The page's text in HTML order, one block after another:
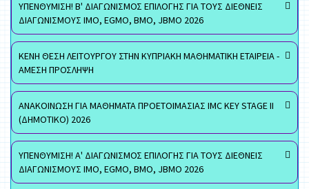
ΥΠΕΝΘΥΜΙΣΗ! Β' ΔΙΑΓΩΝΙΣΜΟΣ ΕΠΙΛΟΓΗΣ ΓΙΑ ΤΟΥΣ ΔΙΕΘΝΕΙΣ
ΔΙΑΓΩΝΙΣΜΟΥΣ ΙΜΟ, EGMO, ΒΜΟ, JBMO 2026
ΚΕΝΗ ΘΕΣΗ ΛΕΙΤΟΥΡΓΟΥ ΣΤΗΝ ΚΥΠΡΙΑΚΗ ΜΑΘΗΜΑΤΙΚΗ ΕΤΑΙΡΕΙΑ -
ΑΜΕΣΗ ΠΡΟΣΛΗΨΗ
ΑΝΑΚΟΙΝΩΣΗ ΓΙΑ ΜΑΘΗΜΑΤΑ ΠΡΟΕΤΟΙΜΑΣΙΑΣ IMC KEY STAGE II
(ΔΗΜΟΤΙΚΟ) 2026
ΥΠΕΝΘΥΜΙΣΗ! Α' ΔΙΑΓΩΝΙΣΜΟΣ ΕΠΙΛΟΓΗΣ ΓΙΑ ΤΟΥΣ ΔΙΕΘΝΕΙΣ
ΔΙΑΓΩΝΙΣΜΟΥΣ ΙΜΟ, EGMO, ΒΜΟ, JBMO 2026